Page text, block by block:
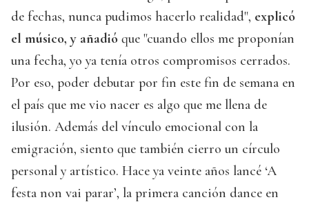
de fechas, nunca pudimos hacerlo realidad", explicó
el músico, y añadió que "cuando ellos me proponían
una fecha, yo ya tenía otros compromisos cerrados.
Por eso, poder debutar por fin este fin de semana en
el país que me vio nacer es algo que me llena de
ilusión. Además del vínculo emocional con la
emigración, siento que también cierro un círculo
personal y artístico. Hace ya veinte años lancé ‘A
festa non vai parar’, la primera canción dance en